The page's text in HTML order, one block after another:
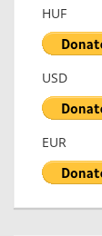
HUF
USD
EUR